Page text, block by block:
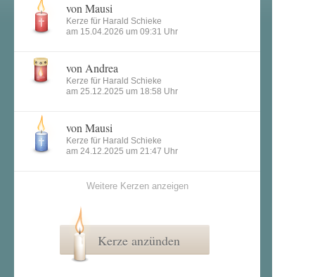
von Mausi
Kerze für Harald Schieke
am 15.04.2026 um 09:31 Uhr
von Andrea
Kerze für Harald Schieke
am 25.12.2025 um 18:58 Uhr
von Mausi
Kerze für Harald Schieke
am 24.12.2025 um 21:47 Uhr
Weitere Kerzen anzeigen
Kerze anzünden